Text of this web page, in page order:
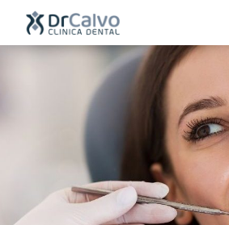
contenido